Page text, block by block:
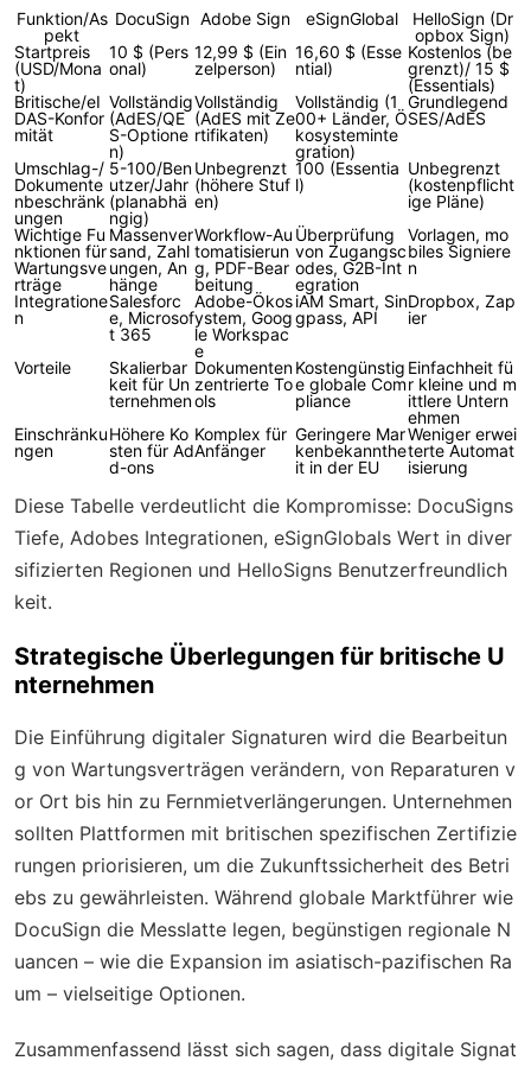
Funktion/As
pekt
DocuSign Adobe Sign eSignGlobal
HelloSign (Dr
opbox Sign)
Startpreis
(USD/Mona
t)
10 $ (Pers
onal)
12,99 $ (Ein
zelperson)
16,60 $ (Esse
ntial)
Kostenlos (be
grenzt)/ 15 $
(Essentials)
Britische/eI
DAS-Konfor
mität
Vollständig
(AdES/QE
S-Optione
n)
Vollständig
(AdES mit Ze
rtifikaten)
Vollständig (1
00+ Länder, Ö
kosysteminte
gration)
Grundlegend
SES/AdES
Umschlag-/
Dokumente
nbeschränk
ungen
5-100/Ben
utzer/Jahr
(planabhä
ngig)
Unbegrenzt
(höhere Stuf
en)
100 (Essentia
l)
Unbegrenzt
(kostenpflicht
ige Pläne)
Wichtige Fu
nktionen für
Wartungsve
rträge
Massenver
sand, Zahl
ungen, An
hänge
Workflow-Au
tomatisierun
g, PDF-Bear
beitung
Überprüfung
von Zugangsc
odes, G2B-Int
egration
Vorlagen, mo
biles Signiere
n
Integratione
n
Salesforc
e, Microsof
t 365
Adobe-Ökos
ystem, Goog
le Workspac
e
iAM Smart, Sin
gpass, API
Dropbox, Zap
ier
Vorteile
Skalierbar
keit für Un
ternehmen
Dokumenten
zentrierte To
ols
Kostengünstig
e globale Com
pliance
Einfachheit fü
r kleine und m
ittlere Untern
ehmen
Einschränku
ngen
Höhere Ko
sten für Ad
d-ons
Komplex für
Anfänger
Geringere Mar
kenbekannthe
it in der EU
Weniger erwei
terte Automat
isierung
Diese Tabelle verdeutlicht die Kompromisse: DocuSigns
Tiefe, Adobes Integrationen, eSignGlobals Wert in diver
sifizierten Regionen und HelloSigns Benutzerfreundlich
keit.
Strategische Überlegungen für britische U
nternehmen
Die Einführung digitaler Signaturen wird die Bearbeitun
g von Wartungsverträgen verändern, von Reparaturen v
or Ort bis hin zu Fernmietverlängerungen. Unternehmen
sollten Plattformen mit britischen spezifischen Zertifizie
rungen priorisieren, um die Zukunftssicherheit des Betri
ebs zu gewährleisten. Während globale Marktführer wie
DocuSign die Messlatte legen, begünstigen regionale N
uancen – wie die Expansion im asiatisch-pazifischen Ra
um – vielseitige Optionen.
Zusammenfassend lässt sich sagen, dass digitale Signat